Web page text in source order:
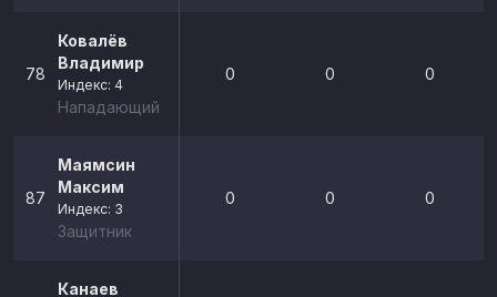
78
Ковалёв
Владимир
Индекс: 4
Нападающий
0 0 0
87
Маямсин
Максим
Индекс: 3
Защитник
0 0 0
Канаев